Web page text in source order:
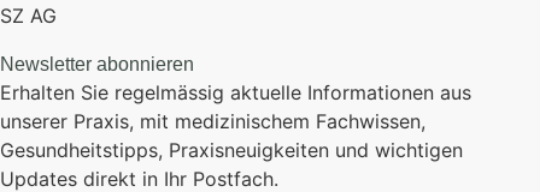
SZ AG
Newsletter abonnieren
Erhalten Sie regelmässig aktuelle Informationen aus
unserer Praxis, mit medizinischem Fachwissen,
Gesundheitstipps, Praxisneuigkeiten und wichtigen
Updates direkt in Ihr Postfach.